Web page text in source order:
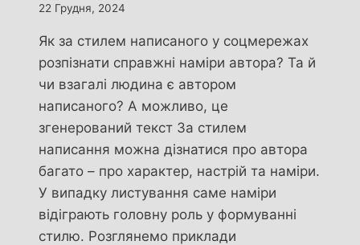
22 Грудня, 2024
Як за стилем написаного у соцмережах
розпізнати справжні наміри автора? Та й
чи взагалі людина є автором
написаного? А можливо, це
згенерований текст За стилем
написання можна дізнатися про автора
багато – про характер, настрій та наміри.
У випадку листування саме наміри
відіграють головну роль у формуванні
стилю. Розглянемо приклади